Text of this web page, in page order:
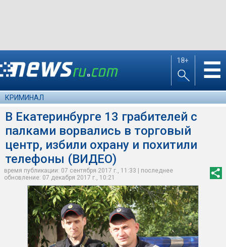
18+ ☰
КРИМИНАЛ
В Екатеринбурге 13 грабителей с
палками ворвались в торговый
центр, избили охрану и похитили
телефоны (ВИДЕО)
время публикации: 07 сентября 2017 г., 11:33 | последнее
обновление: 07 декабря 2017 г., 10:21